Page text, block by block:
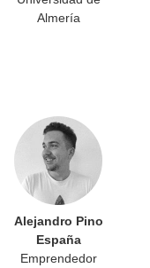
Almería
Alejandro Pino
España
Emprendedor